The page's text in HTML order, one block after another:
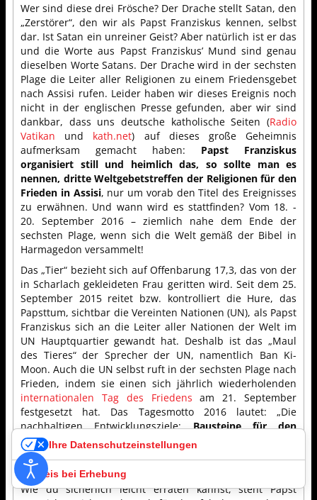
Wer sind diese drei Frösche? Der Drache stellt Satan, den
„Zerstörer“, den wir als Papst Franziskus kennen, selbst
dar. Ist Satan ein unreiner Geist? Aber natürlich ist er das
und die Worte aus Papst Franziskus’ Mund sind genau
dieselben Worte Satans. Der Drache wird in der sechsten
Plage die Leiter aller Religionen zu einem Friedensgebet
nach Assisi rufen. Leider haben wir dieses Ereignis noch
nicht in der englischen Presse gefunden, aber wir sind
dankbar, dass uns deutsche katholische Seiten (Radio
Vatikan und kath.net) auf dieses große Geheimnis
aufmerksam gemacht haben: Papst Franziskus
organisiert still und heimlich das, so sollte man es
nennen, dritte Weltgebetstreffen der Religionen für den
Frieden in Assisi, nur um vorab den Titel des Ereignisses
zu erwähnen. Und wann wird es stattfinden? Vom 18. -
20. September 2016 – ziemlich nahe dem Ende der
sechsten Plage, wenn sich die Welt gemäß der Bibel in
Harmagedon versammelt!
Das „Tier“ bezieht sich auf Offenbarung 17,3, das von der
in Scharlach gekleideten Frau geritten wird. Seit dem 25.
September 2015 reitet bzw. kontrolliert die Hure, das
Papsttum, sichtbar die Vereinten Nationen (UN), als Papst
Franziskus sich an die Leiter aller Nationen der Welt im
UN Hauptquartier gewandt hat. Deshalb ist das „Maul
des Tieres“ der Sprecher der UN, namentlich Ban Ki-
Moon. Auch die UN selbst ruft in der sechsten Plage nach
Frieden, indem sie einen sich jährlich wiederholenden
internationalen Tag des Friedens am 21. September
festgesetzt hat. Das Tagesmotto 2016 lautet: „Die
nachhaltigen Entwicklungsziele:Bausteine für den
Frieden
“. Ban Ki-Moon wird persönlich die Festlichkeiten
am 16. September in Japan während einer Zeremonie
eröffnen. Zwei Frösche haben gesprochen.
Wie du sicherlich leicht erraten kannst, steht Papst
Ihre Datenschutzeinstellungen
Hinweis bei Erhebung